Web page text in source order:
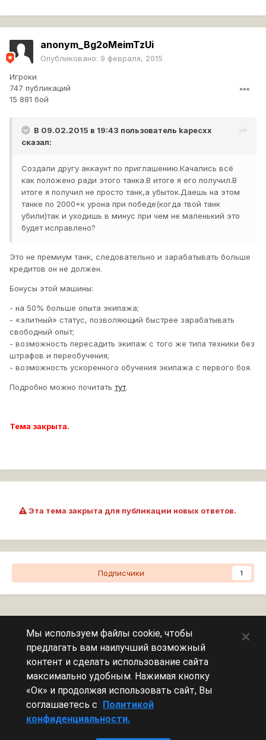
anonym_Bg2oMeimTzUi
Опубликовано: 9 февраля, 2015
Игроки
747 публикаций
15 881 бой
В 09.02.2015 в 19:43 пользователь kapecxx
сказал:
Создали другу аккаунт по приглашению.Качались всё
как положено ради этого танка.В итоге я его получил.В
итоге я получил не просто танк,а убыток.Даешь на этом
танке по 2000+к урона при победе(когда твой танк
убили)так и уходишь в минус при чем не маленький это
будет исправлено?
Это не премиум танк, следовательно и зарабатывать больше
кредитов он не должен.
Бонусы этой машины:
- на 50% больше опыта экипажа;
- «элитный» статус, позволяющий быстрее зарабатывать
свободный опыт;
- возможность пересадить экипаж с того же типа техники без
штрафов и переобучения;
- возможность ускоренного обучения экипажа с первого боя.
Подробно можно почитать тут.
Тема закрыта.
Эта тема закрыта для публикации новых ответов.
Подписчики 1
Сейчас на странице
Эту страницу никто не просматривает.
Мы используем файлы cookie, чтобы
предлагать вам наилучший возможный
контент и сделать использование сайта
максимально удобным. Нажимая кнопку
«Ок» и продолжая использовать сайт, Вы
соглашаетесь с Политикой
конфиденциальности.
×